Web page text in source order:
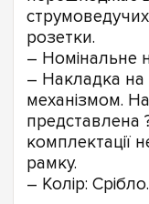
розетки.
– Номінальне
– Накладка на
механізмом.
представлена
комплектації
рамку.
– Колір: Срібло.